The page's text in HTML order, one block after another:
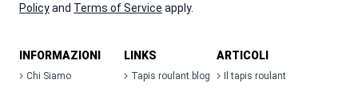
Policyand Terms of Service apply.
INFORMAZIONI
Chi Siamo
LINKS
Tapis roulant blog
ARTICOLI
Il tapis roulant